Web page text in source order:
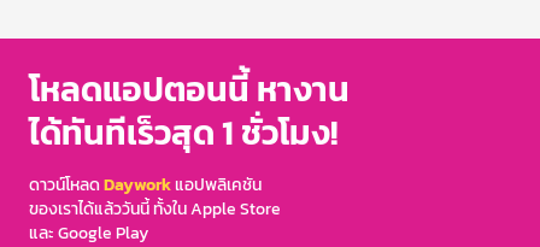
โหลดแอปตอนนี้ หางาน
ได้ทันทีเร็วสุด 1 ชั่วโมง!
ดาวน์โหลดDayworkแอปพลิเคชัน
ของเราได้แล้ววันนี้ ทั้งใน Apple Store
และ Google Play